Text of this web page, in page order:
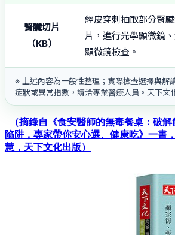
腎臟切片
（KB）
經皮穿刺抽取部分腎
片，進行光學顯微鏡
顯微鏡檢查。
※ 上述內容為一般性整理；實際檢查選擇與解
症狀或異常指數，請洽專業醫療人員。天下文
（摘錄自《食安醫師的無毒餐桌：破
陷阱，專家帶你安心選、健康吃》一書
慧，天下文化出版）